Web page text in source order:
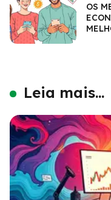
OS
Leia mais...